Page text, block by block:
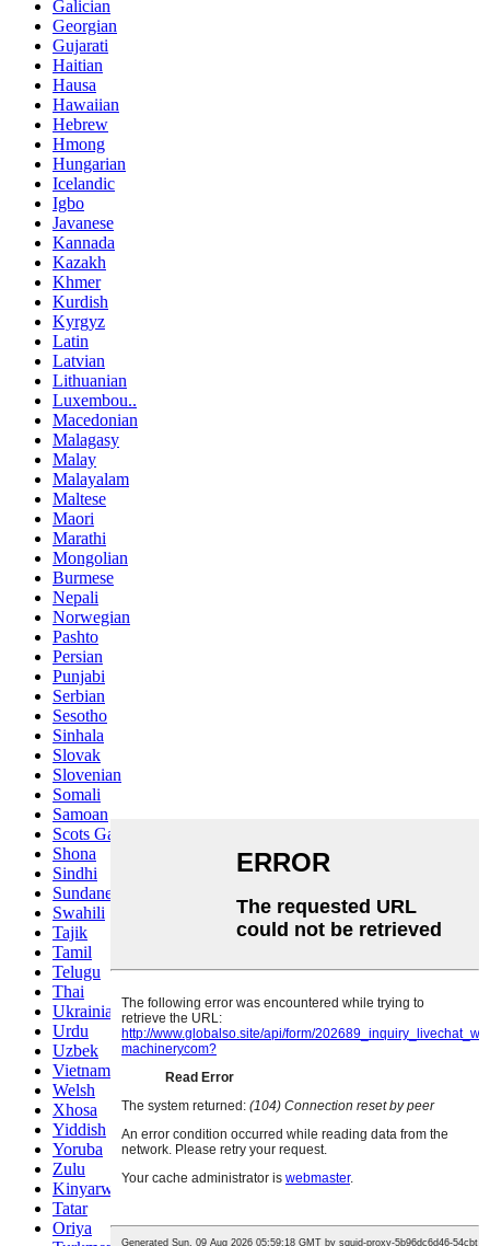
Galician
Georgian
Gujarati
Haitian
Hausa
Hawaiian
Hebrew
Hmong
Hungarian
Icelandic
Igbo
Javanese
Kannada
Kazakh
Khmer
Kurdish
Kyrgyz
Latin
Latvian
Lithuanian
Luxembou..
Macedonian
Malagasy
Malay
Malayalam
Maltese
Maori
Marathi
Mongolian
Burmese
Nepali
Norwegian
Pashto
Persian
Punjabi
Serbian
Sesotho
Sinhala
Slovak
Slovenian
Somali
Samoan
Scots Gaelic
Shona
Sindhi
Sundanese
Swahili
Tajik
Tamil
Telugu
Thai
Ukrainian
Urdu
Uzbek
Vietnamese
Welsh
Xhosa
Yiddish
Yoruba
Zulu
Kinyarwanda
Tatar
Oriya